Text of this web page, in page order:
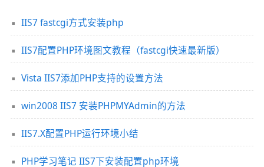
IIS7 fastcgi方式安装php
IIS7配置PHP环境图文教程（fastcgi快速最新版）
Vista IIS7添加PHP支持的设置方法
win2008 IIS7 安装PHPMYAdmin的方法
IIS7.X配置PHP运行环境小结
PHP学习笔记 IIS7下安装配置php环境